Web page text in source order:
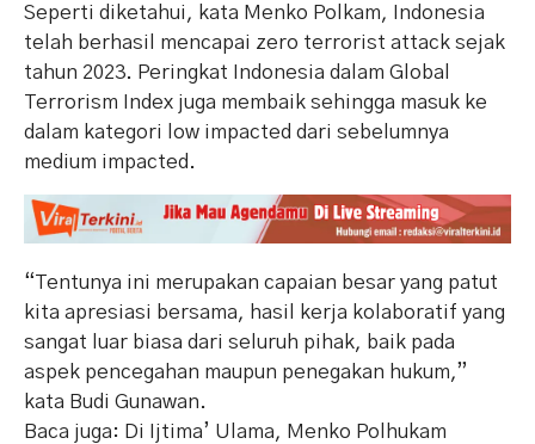
Seperti diketahui, kata Menko Polkam, Indonesia
telah berhasil mencapai zero terrorist attack sejak
tahun 2023. Peringkat Indonesia dalam Global
Terrorism Index juga membaik sehingga masuk ke
dalam kategori low impacted dari sebelumnya
medium impacted.
“Tentunya ini merupakan capaian besar yang patut
kita apresiasi bersama, hasil kerja kolaboratif yang
sangat luar biasa dari seluruh pihak, baik pada
aspek pencegahan maupun penegakan hukum,”
kata Budi Gunawan.
Baca juga: Di Ijtima’ Ulama, Menko Polhukam